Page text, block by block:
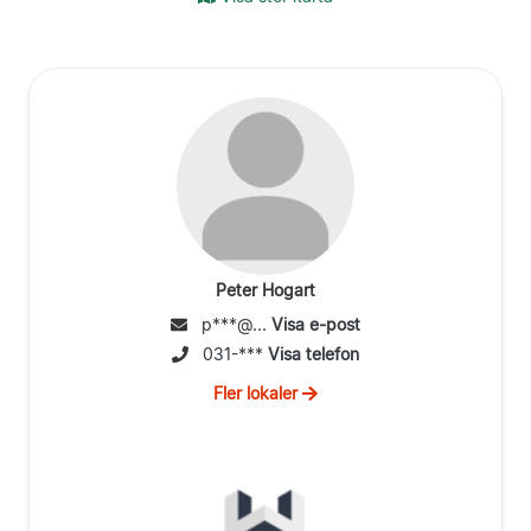
Peter Hogart
p***@... Visa e-post
031-*** Visa telefon
Fler lokaler